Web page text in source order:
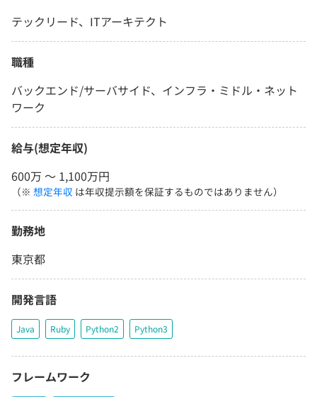
テックリード、ITアーキテクト
職種
バックエンド/サーバサイド、インフラ・ミドル・ネット
ワーク
給与(想定年収)
600万 〜 1,100万円
（※ 想定年収 は年収提示額を保証するものではありません）
勤務地
東京都
開発言語
Java Ruby Python2 Python3
フレームワーク